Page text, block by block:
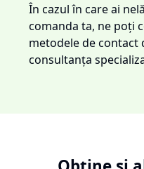
În cazul în care ai
comanda ta, ne poți
metodele de contact
consultanța